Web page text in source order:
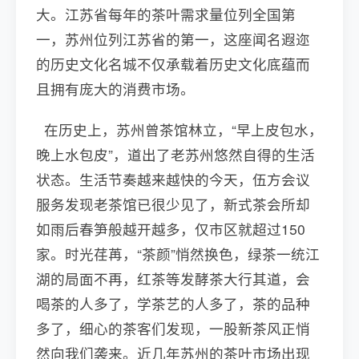
大。江苏省每年的茶叶需求量位列全国第
一，苏州位列江苏省的第一，这座闻名遐迩
的历史文化名城不仅承载着历史文化底蕴而
且拥有庞大的消费市场。
在历史上，苏州曾茶馆林立，“早上皮包水，
晚上水包皮”，道出了老苏州悠然自得的生活
状态。生活节奏越来越快的今天，伍方会议
服务发现老茶馆已很少见了，新式茶会所却
如雨后春笋般越开越多，仅市区就超过150
家。时光荏苒，“茶颜”悄然换色，绿茶一统江
湖的局面不再，红茶等发酵茶大行其道，会
喝茶的人多了，学茶艺的人多了，茶的品种
多了，细心的茶客们发现，一股新茶风正悄
然向我们袭来。近几年苏州的茶叶市场出现